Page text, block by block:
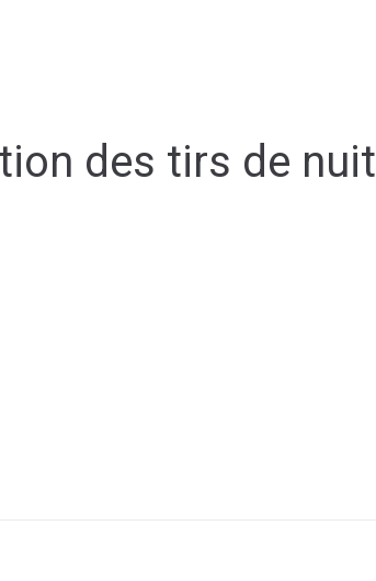
des tirs de